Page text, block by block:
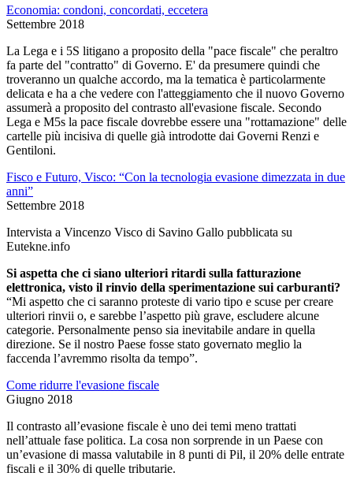
Economia: condoni, concordati, eccetera
Settembre 2018
La Lega e i 5S litigano a proposito della "pace fiscale" che peraltro
fa parte del "contratto" di Governo. E' da presumere quindi che
troveranno un qualche accordo, ma la tematica è particolarmente
delicata e ha a che vedere con l'atteggiamento che il nuovo Governo
assumerà a proposito del contrasto all'evasione fiscale. Secondo
Lega e M5s la pace fiscale dovrebbe essere una "rottamazione" delle
cartelle più incisiva di quelle già introdotte dai Governi Renzi e
Gentiloni.
Fisco e Futuro, Visco: “Con la tecnologia evasione dimezzata in due
anni”
Settembre 2018
Intervista a Vincenzo Visco di Savino Gallo pubblicata su
Eutekne.info
Si aspetta che ci siano ulteriori ritardi sulla fatturazione
elettronica, visto il rinvio della sperimentazione sui carburanti?
“Mi aspetto che ci saranno proteste di vario tipo e scuse per creare
ulteriori rinvii o, e sarebbe l’aspetto più grave, escludere alcune
categorie. Personalmente penso sia inevitabile andare in quella
direzione. Se il nostro Paese fosse stato governato meglio la
faccenda l’avremmo risolta da tempo”.
Come ridurre l'evasione fiscale
Giugno 2018
Il contrasto all’evasione fiscale è uno dei temi meno trattati
nell’attuale fase politica. La cosa non sorprende in un Paese con
un’evasione di massa valutabile in 8 punti di Pil, il 20% delle entrate
fiscali e il 30% di quelle tributarie.